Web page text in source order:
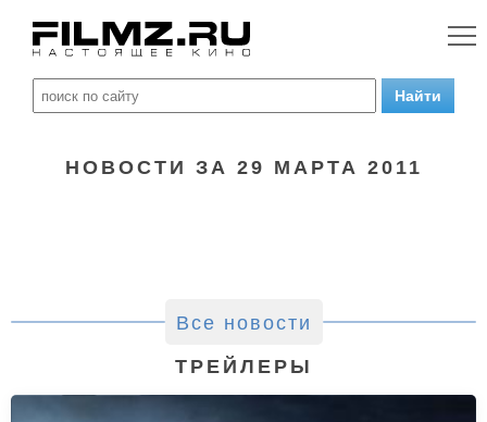
НОВОСТИ ЗА 29 МАРТА 2011
Все новости
ТРЕЙЛЕРЫ